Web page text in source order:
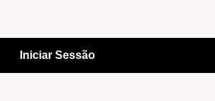
Iniciar Sessão